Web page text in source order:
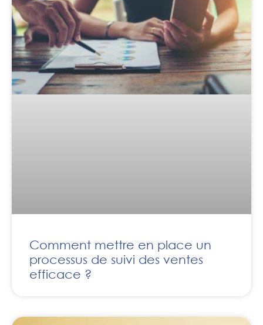
Comment mettre en place un
processus de suivi des ventes
efficace ?